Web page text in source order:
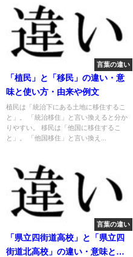
言葉の違い
「植民」と「移民」の違い・意
味と使い方・由来や例文
植民は「統治下にある土地に移住するこ
と」。 「統治移住」と言い換えると分か
りやすい。 移民は「他国に移住するこ
と」。 「他国移住」と言い換え...
言葉の違い
「県立四街道高校」と「県立四
街道北高校」の違い・意味と使